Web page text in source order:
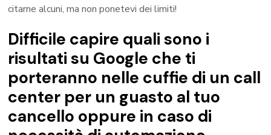
citarne alcuni, ma non ponetevi dei limiti!
Difficile capire quali sono i
risultati su Google che ti
porteranno nelle cuffie di un call
center per un guasto al tuo
cancello oppure in caso di